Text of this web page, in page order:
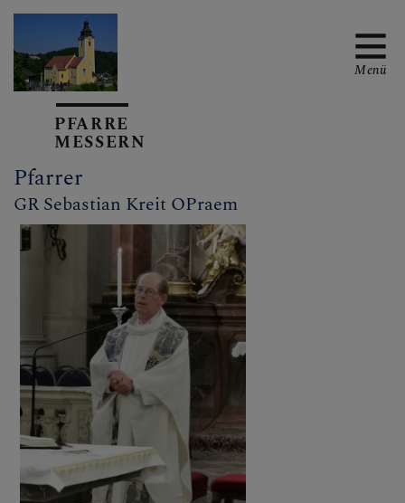
TERMINE
PFARRTEAM
Pfarrer
Pfarrgemeinderat und
Pfarrkirchenrat
Minis
Chöre
PFARRE
MESSERN
Menü
Pfarrer
GR Sebastian Kreit OPraem